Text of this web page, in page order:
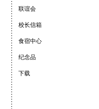
联谊会
校长信箱
食宿中心
纪念品
下载